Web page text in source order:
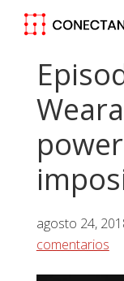
Saltar
navegación
principal
Saltar
principal
Saltar
lateral
agosto 24,
comentarios